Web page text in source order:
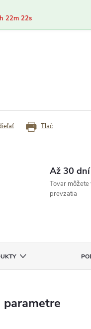
produkt
22m 20s
Tlač
Až 30
Tovar
prevzatia